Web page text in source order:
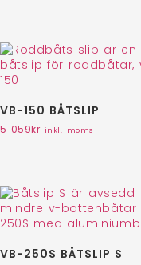
VB-150 BÅTSLIP
5 059kr inkl. moms
VB-250S BÅTSLIP S